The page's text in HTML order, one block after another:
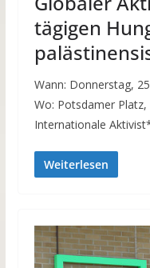
tägigen
Wann: Donnerstag,
Wo: Potsdamer
Internationale
Weiterlesen